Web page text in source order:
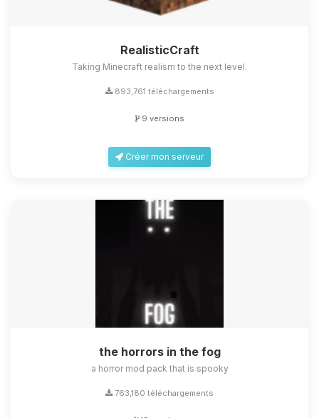
RealisticCraft
Taking Minecraft realism to the next level.
893,761 téléchargements
9 versions
Créer mon serveur
the horrors in the fog
a horror mod pack that is spooky
763,180 téléchargements